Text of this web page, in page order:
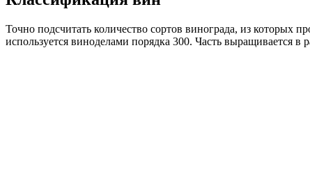
Точно подсчитать количество сортов винограда, из которых
используется виноделами порядка 300. Часть выращивается в